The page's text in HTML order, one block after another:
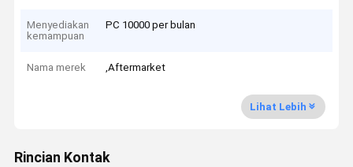
Menyediakan
kemampuan
PC 10000 per bulan
Nama merek ,Aftermarket
Lihat Lebih
Rincian Kontak